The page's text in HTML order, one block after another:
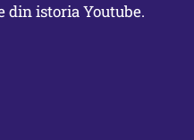
istoria Youtube.